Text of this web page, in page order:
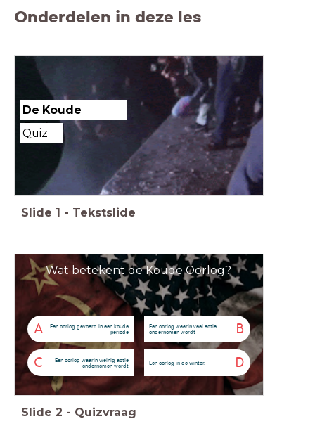
Onderdelen in deze les
De Koude
Oorlog
Quiz
Slide 1 - Tekstslide
Wat betekent de Koude Oorlog?
A
Een oorlog gevoerd in een koude
periode
B
Een oorlog waarin veel actie
ondernomen wordt
C
Een oorlog waarin weinig actie
ondernomen wordt
D
Een oorlog in de winter.
Slide 2 - Quizvraag